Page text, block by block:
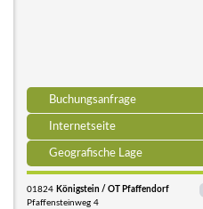
Buchungsanfrage
Internetseite
Geografische Lage
01824 Königstein / OT Pfaffendorf
Pfaffensteinweg 4